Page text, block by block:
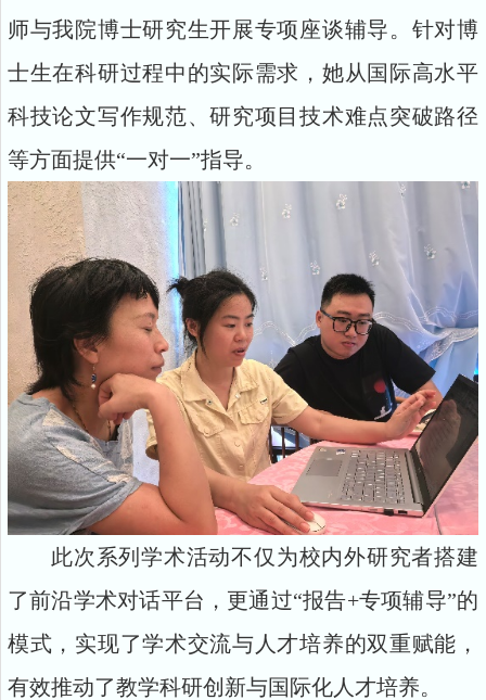
师与我院博士研究生开展专项座谈辅导。针对博
士生在科研过程中的实际需求，她从国际高水平
科技论文写作规范、研究项目技术难点突破路径
等方面提供“一对一”指导。
此次系列学术活动不仅为校内外研究者搭建
了前沿学术对话平台，更通过“报告+专项辅导”的
模式，实现了学术交流与人才培养的双重赋能，
有效推动了教学科研创新与国际化人才培养。